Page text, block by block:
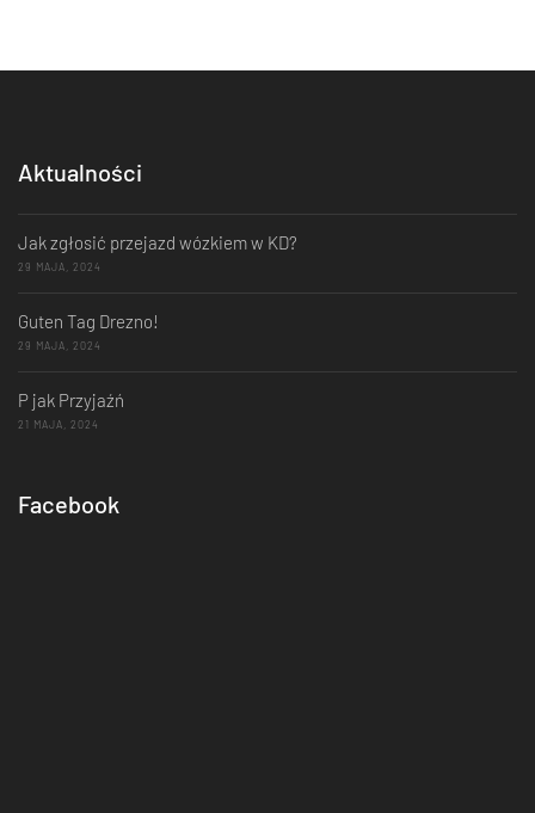
Aktualności
Jak zgłosić przejazd wózkiem w KD?
29 MAJA, 2024
Guten Tag Drezno!
29 MAJA, 2024
P jak Przyjaźń
21 MAJA, 2024
Facebook